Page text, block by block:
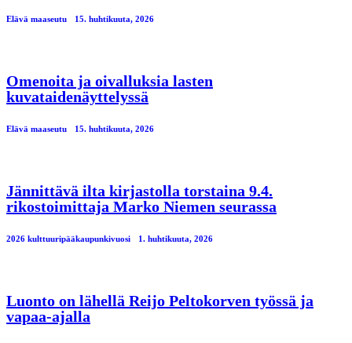
Elävä maaseutu 15. huhtikuuta, 2026
Omenoita ja oivalluksia lasten
kuvataidenäyttelyssä
Elävä maaseutu 15. huhtikuuta, 2026
Jännittävä ilta kirjastolla torstaina 9.4.
rikostoimittaja Marko Niemen seurassa
2026 kulttuuripääkaupunkivuosi 1. huhtikuuta, 2026
Luonto on lähellä Reijo Peltokorven työssä ja
vapaa-ajalla